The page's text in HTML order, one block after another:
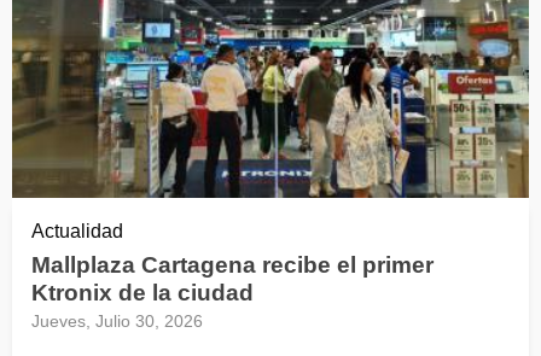
Actualidad
Mallplaza Cartagena recibe el primer
Ktronix de la ciudad
Jueves, Julio 30, 2026